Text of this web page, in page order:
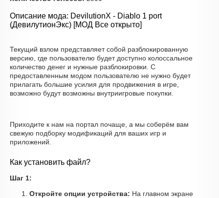
Описание мода: DevilutionX - Diablo 1 port
(ДевилутионЭкс) [МОД Все открыто]
Текущий взлом представляет собой разблокированную
версию, где пользователю будет доступно колоссальное
количество денег и нужные разблокировки. С
предоставленным модом пользователю не нужно будет
прилагать большие усилия для продвижения в игре,
возможно будут возможны внутриигровые покупки.
Приходите к нам на портал почаще, а мы соберём вам
свежую подборку модификаций для ваших игр и
приложений.
Как установить файл?
Шаг 1:
Откройте опции устройства: На главном экране